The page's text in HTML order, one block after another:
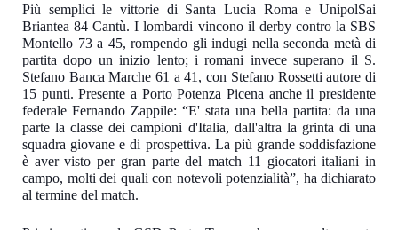
Più semplici le vittorie di Santa Lucia Roma e UnipolSai
Briantea 84 Cantù. I lombardi vincono il derby contro la SBS
Montello 73 a 45, rompendo gli indugi nella seconda metà di
partita dopo un inizio lento; i romani invece superano il S.
Stefano Banca Marche 61 a 41, con Stefano Rossetti autore di
15 punti. Presente a Porto Potenza Picena anche il presidente
federale Fernando Zappile: “E' stata una bella partita: da una
parte la classe dei campioni d'Italia, dall'altra la grinta di una
squadra giovane e di prospettiva. La più grande soddisfazione
è aver visto per gran parte del match 11 giocatori italiani in
campo, molti dei quali con notevoli potenzialità”, ha dichiarato
al termine del match.